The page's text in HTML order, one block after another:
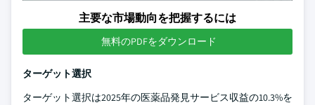
主要な市場動向を把握するには
無料のPDFをダウンロード
ターゲット選択
ターゲット選択は2025年の医薬品発見サービス収益の10.3%を